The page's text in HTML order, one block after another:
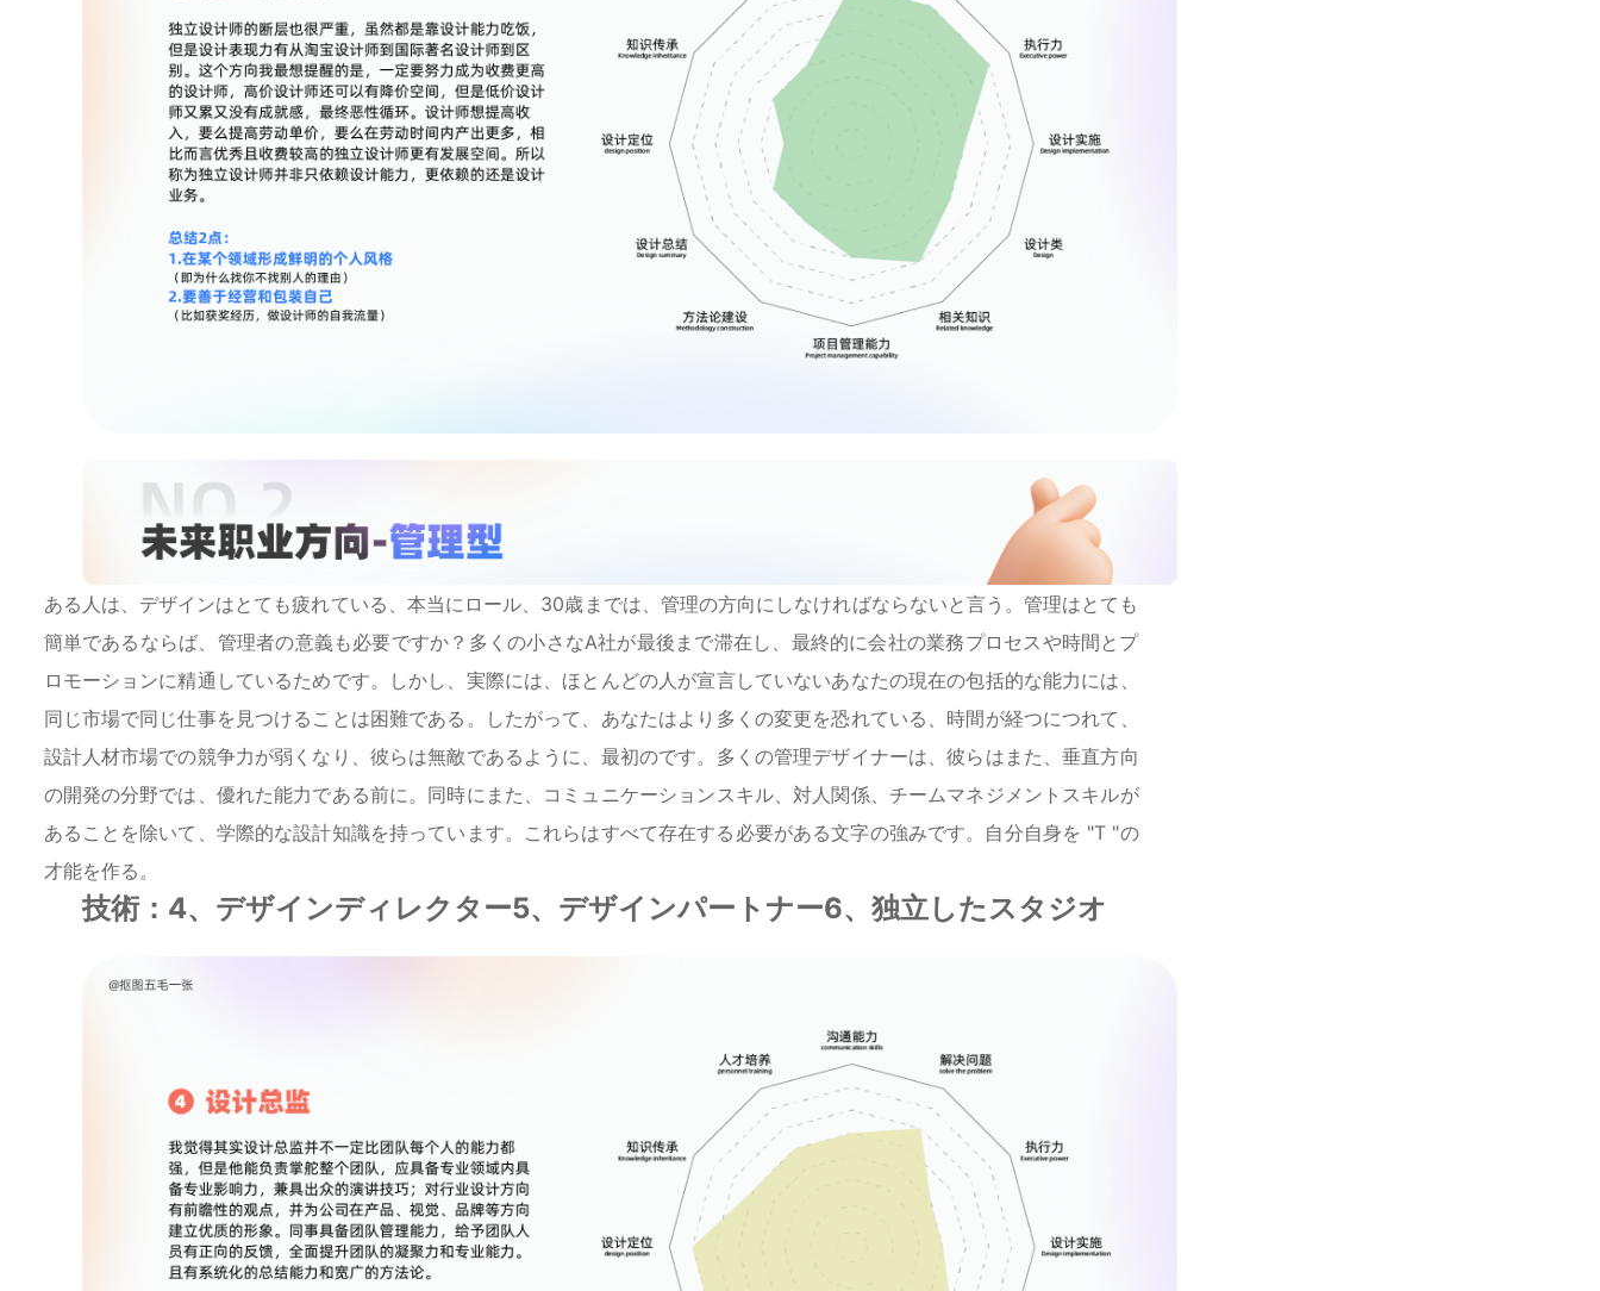
ある人は、デザインはとても疲れている、本当にロール、30歳までは、管理の方向にしなければならないと言う。管理はとても
簡単であるならば、管理者の意義も必要ですか？多くの小さなA社が最後まで滞在し、最終的に会社の業務プロセスや時間とプ
ロモーションに精通しているためです。しかし、実際には、ほとんどの人が宣言していないあなたの現在の包括的な能力には、
同じ市場で同じ仕事を見つけることは困難である。したがって、あなたはより多くの変更を恐れている、時間が経つにつれて、
設計人材市場での競争力が弱くなり、彼らは無敵であるように、最初のです。多くの管理デザイナーは、彼らはまた、垂直方向
の開発の分野では、優れた能力である前に。同時にまた、コミュニケーションスキル、対人関係、チームマネジメントスキルが
あることを除いて、学際的な設計知識を持っています。これらはすべて存在する必要がある文字の強みです。自分自身を "T "の
才能を作る。
技術：4、デザインディレクター5、デザインパートナー6、独立したスタジオ